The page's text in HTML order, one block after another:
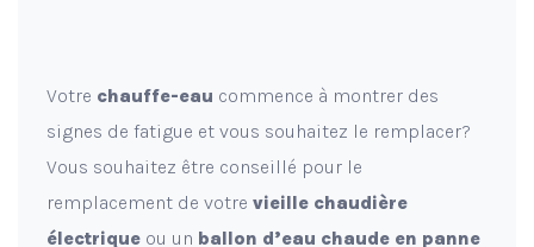
Votre chauffe-eau commence à montrer des
signes de fatigue et vous souhaitez le remplacer?
Vous souhaitez être conseillé pour le
remplacement de votre vieille chaudière
électrique ou un ballon d’eau chaude en panne